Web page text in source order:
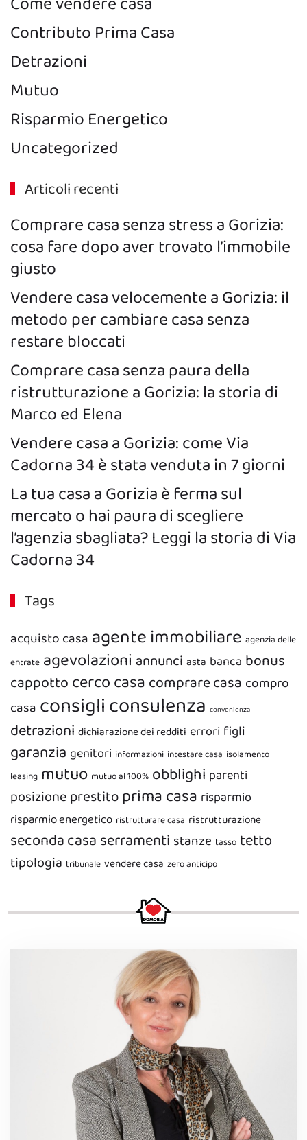
Contributo Prima Casa
Detrazioni
Mutuo
Risparmio Energetico
Uncategorized
Articoli recenti
Comprare casa senza stress a Gorizia:
cosa fare dopo aver trovato l’immobile
giusto
Vendere casa velocemente a Gorizia: il
metodo per cambiare casa senza
restare bloccati
Comprare casa senza paura della
ristrutturazione a Gorizia: la storia di
Marco ed Elena
Vendere casa a Gorizia: come Via
Cadorna 34 è stata venduta in 7 giorni
La tua casa a Gorizia è ferma sul
mercato o hai paura di scegliere
l’agenzia sbagliata? Leggi la storia di Via
Cadorna 34
Tags
acquisto casa agente immobiliare agenzia delle
entrate agevolazioni annunci asta banca bonus
cappottocerco casacomprare casa compro
casa consigliconsulenza convenienza
detrazioni dichiarazione dei redditi errori figli
garanzia genitori informazioni intestare casa isolamento
leasing mutuo mutuo al 100% obblighi parenti
posizioneprestitoprima casa risparmio
risparmio energetico ristrutturare casa ristrutturazione
seconda casaserramenti stanze tasso tetto
tipologia tribunale vendere casa zero anticipo